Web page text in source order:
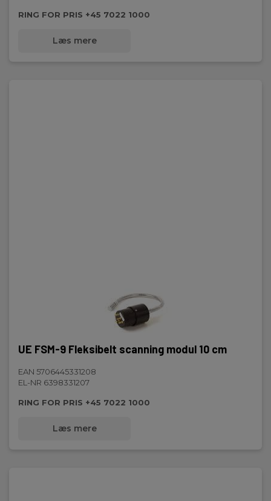
RING FOR PRIS +45 7022 1000
Læs mere
UE FSM-9 Fleksibelt scanning modul 10 cm
EAN 5706445331208
EL-NR 6398331207
RING FOR PRIS +45 7022 1000
Læs mere